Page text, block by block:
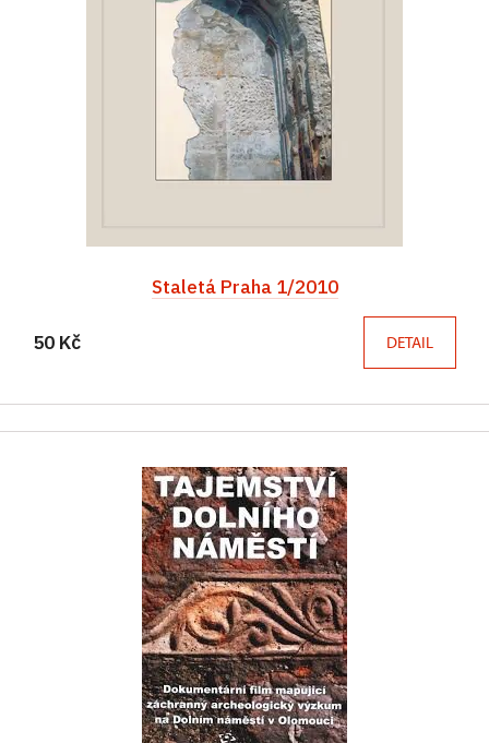
Staletá Praha 1/2010
50 Kč DETAIL